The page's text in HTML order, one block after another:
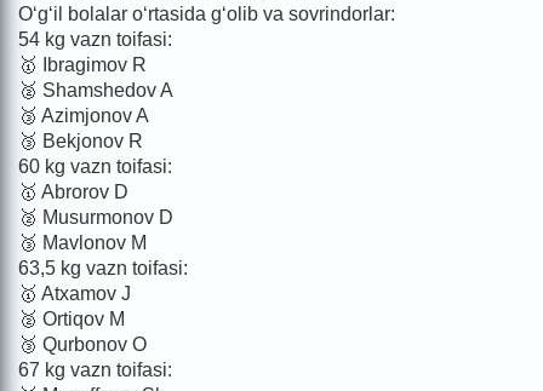
O‘g‘il bolalar o‘rtasida g‘olib va sovrindorlar:
54 kg vazn toifasi:
🥇 Ibragimov R
🥈 Shamshedov A
🥉 Azimjonov A
🥉 Bekjonov R
60 kg vazn toifasi:
🥇 Abrorov D
🥈 Musurmonov D
🥉 Mavlonov M
63,5 kg vazn toifasi:
🥇 Atxamov J
🥈 Ortiqov M
🥉 Qurbonov O
67 kg vazn toifasi: